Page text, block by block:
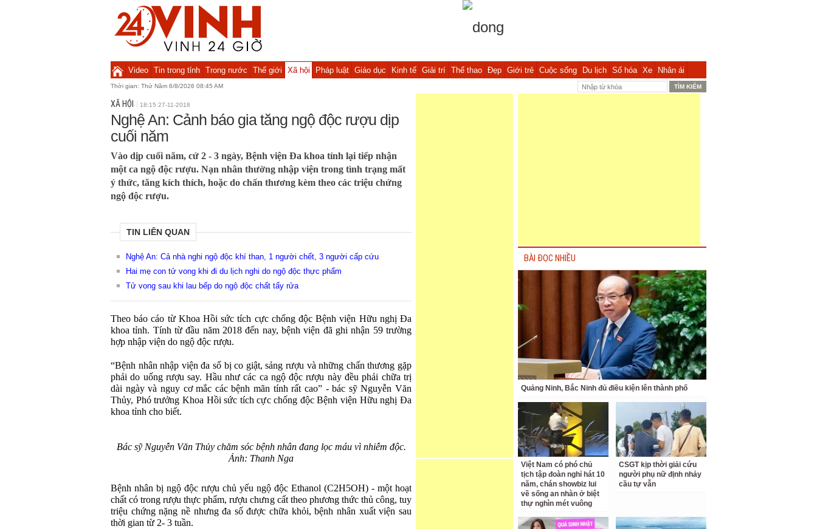
Video Tin trong tỉnh Trong nước Thế giới Xã hội Pháp luật Giáo dục Kinh tế Giải trí Thể thao Đẹp Giới trẻ Cuộc sống Du lịch Số hóa Xe Nhân ái
Thời gian: Thứ Năm 6/8/2026 08:46 AM
XÃ HỘI 18:15 27-11-2018
Nghệ An: Cảnh báo gia tăng ngộ độc rượu dịp
cuối năm
Vào dịp cuối năm, cứ 2 - 3 ngày, Bệnh viện Đa khoa tỉnh lại tiếp nhận
một ca ngộ độc rượu. Nạn nhân thường nhập viện trong tình trạng mất
ý thức, tăng kích thích, hoặc do chấn thương kèm theo các triệu chứng
ngộ độc rượu.
TIN LIÊN QUAN
Nghệ An: Cả nhà nghi ngộ độc khí than, 1 người chết, 3 người cấp cứu
Hai mẹ con tử vong khi đi du lịch nghi do ngộ độc thực phẩm
Tử vong sau khi lau bếp do ngộ độc chất tẩy rửa
Theo báo cáo từ Khoa Hồi sức tích cực chống độc Bệnh viện Hữu nghị Đa
khoa tỉnh. Tính từ đầu năm 2018 đến nay, bệnh viện đã ghi nhận 59 trường
hợp nhập viện do ngộ độc rượu.
“Bệnh nhân nhập viện đa số bị co giật, sảng rượu và những chấn thương gặp
phải do uống rượu say. Hầu như các ca ngộ độc rượu này đều phải chữa trị
dài ngày và nguy cơ mắc các bệnh mãn tính rất cao” - bác sỹ Nguyễn Văn
Thủy, Phó trưởng Khoa Hồi sức tích cực chống độc Bệnh viện Hữu nghị Đa
khoa tỉnh cho biết.
Bác sỹ Nguyễn Văn Thủy chăm sóc bệnh nhân đang lọc máu vì nhiễm độc.
Ảnh: Thanh Nga
Bệnh nhân bị ngộ độc rượu chủ yếu ngộ độc Ethanol (C2H5OH) - một hoạt
chất có trong rượu thực phẩm, rượu chưng cất theo phương thức thủ công, tuy
triệu chứng nặng nề nhưng đa số được chữa khỏi, bệnh nhân xuất viện sau
thời gian từ 2- 3 tuần.
BÀI ĐỌC NHIỀU
Quảng Ninh, Bắc Ninh đủ điều kiện lên thành phố
Việt Nam có phó chủ
tịch tập đoàn nghỉ hát 10
năm, chán showbiz lui
về sống an nhàn ở biệt
thự nghìn mét vuông
CSGT kịp thời giải cứu
người phụ nữ định nhảy
cầu tự vẫn